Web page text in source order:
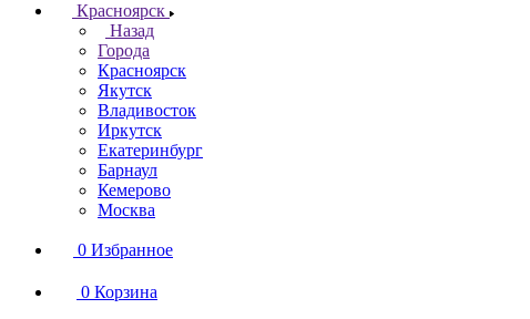
Красноярск
Назад
Города
Красноярск
Якутск
Владивосток
Иркутск
Екатеринбург
Барнаул
Кемерово
Москва
0 Избранное
0 Корзина